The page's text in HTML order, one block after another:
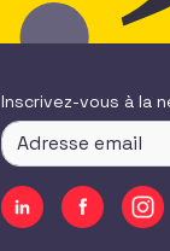
Inscrivez-vous à la